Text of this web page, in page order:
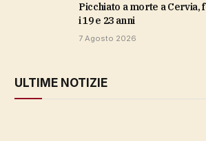
Picchiato a morte a Cervia, fermati 4 giovani tra
i 19 e 23 anni
7 Agosto 2026
ULTIME NOTIZIE